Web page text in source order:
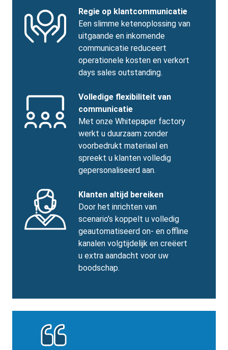
Benefits
Image
SVG
Benefits
Title
Regie op klantcommunicatie
Benefits
body
Een slimme ketenoplossing van
uitgaande en inkomende
communicatie reduceert
operationele kosten en verkort
days sales outstanding.
Benefits
Image
SVG
Benefits
Title
Volledige flexibiliteit van
communicatie
Benefits
body
Met onze Whitepaper factory
werkt u duurzaam zonder
voorbedrukt materiaal en
spreekt u klanten volledig
gepersonaliseerd aan.
Benefits
Image
SVG
Benefits
Title
Klanten altijd bereiken
Benefits
body
Door het inrichten van
scenario’s koppelt u volledig
geautomatiseerd on- en offline
kanalen volgtijdelijk en creëert
u extra aandacht voor uw
boodschap.